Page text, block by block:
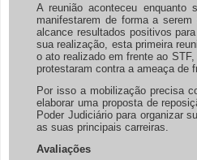
A reunião aconteceu
manifestarem de forma a
alcance resultados positivos
sua realização, esta primeira
o ato realizado em frente ao
protestaram contra a ameaça de
Por isso a mobilização precisa
elaborar uma proposta de
Poder Judiciário para organizar
as suas principais carreiras.
Avaliações